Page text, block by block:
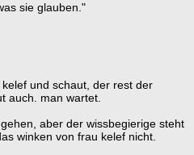
sie glauben."
und schaut, der rest der
auch. man wartet.
aber der wissbegierige steht
winken von frau kelef nicht.